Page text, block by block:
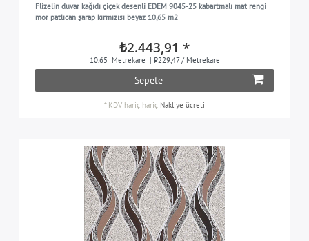
Flizelin duvar kağıdı çiçek desenli EDEM 9045-25 kabartmalı mat rengi
mor patlıcan şarap kırmızısı beyaz 10,65 m2
₺2.443,91 *
10.65 Metrekare | ₺229,47 / Metrekare
Sepete
* KDV hariç hariç Nakliye ücreti